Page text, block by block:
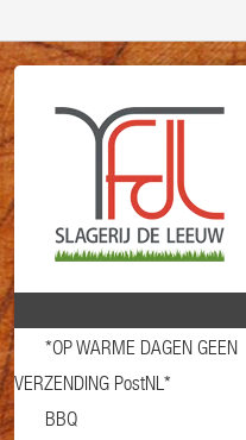
*OP WARME DAGEN GEEN
VERZENDING PostNL*
BBQ